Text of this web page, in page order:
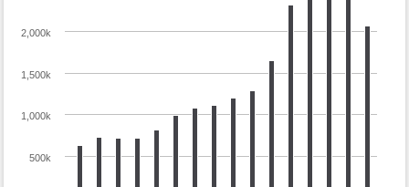
500k
1,000k
1,500k
2,000k